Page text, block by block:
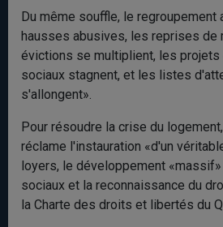
Du même souffle, le regroupement
hausses abusives, les reprises de
évictions se multiplient, les
sociaux stagnent, et les listes
s'allongent».
Pour résoudre la crise du logement,
réclame l'instauration «d'un
loyers, le développement
sociaux et la reconnaissance du
la Charte des droits et libertés du